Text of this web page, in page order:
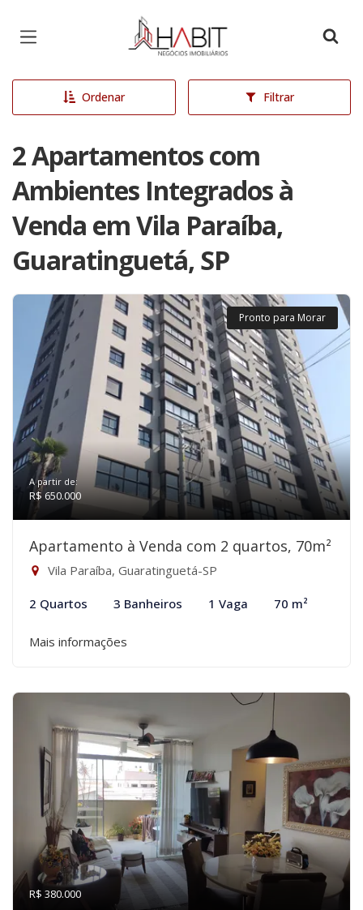
Página inicial
Ordenar Filtrar
2 Apartamentos com
Ambientes Integrados à
Venda em Vila Paraíba,
Guaratinguetá, SP
Pronto para Morar
A partir de:
R$ 650.000
Apartamento à Venda com 2 quartos, 70m²
Vila Paraíba, Guaratinguetá-SP
2 Quartos 3 Banheiros 1 Vaga 70 m²
Mais informações
R$ 380.000